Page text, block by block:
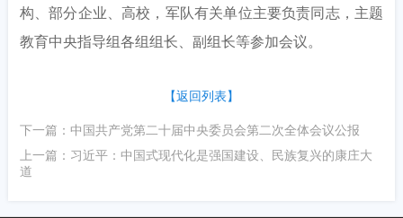
构、部分企业、高校，军队有关单位主要负责同志，主题
教育中央指导组各组组长、副组长等参加会议。
【返回列表】
下一篇：中国共产党第二十届中央委员会第二次全体会议公报
上一篇：习近平：中国式现代化是强国建设、民族复兴的康庄大
道